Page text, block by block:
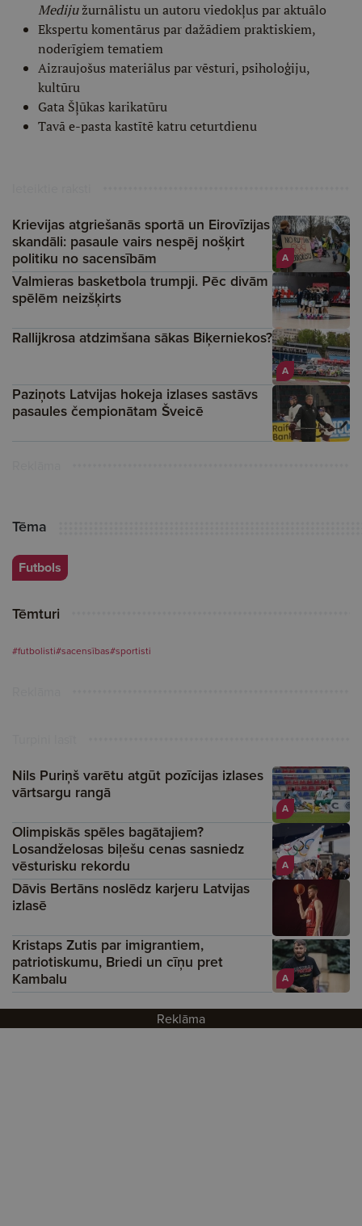
Medijužurnālistu un autoru viedokļus par aktuālo
Ekspertu komentārus par dažādiem praktiskiem,
noderīgiem tematiem
Aizraujošus materiālus par vēsturi, psiholoģiju,
kultūru
Gata Šļūkas karikatūru
Tavā e-pasta kastītē katru ceturtdienu
A
Krievijas atgriešanās sportā un Eirovīzijas
skandāli: pasaule vairs nespēj nošķirt
politiku no sacensībām
Valmieras basketbola trumpji. Pēc divām
spēlēm neizšķirts
A
Rallijkrosa atdzimšana sākas Biķerniekos?
Paziņots Latvijas hokeja izlases sastāvs
pasaules čempionātam Šveicē
Tēma
Futbols
Tēmturi
#futbolisti#sacensības#sportisti
A
Nils Puriņš varētu atgūt pozīcijas izlases
vārtsargu rangā
A
Olimpiskās spēles bagātajiem?
Losandželosas biļešu cenas sasniedz
vēsturisku rekordu
Dāvis Bertāns noslēdz karjeru Latvijas
izlasē
A
Kristaps Zutis par imigrantiem,
patriotiskumu, Briedi un cīņu pret
Kambalu
Reklāma